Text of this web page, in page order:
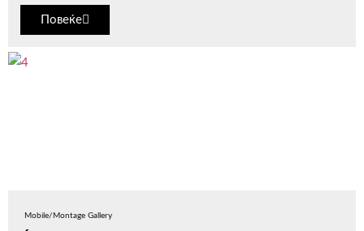
Повеќе
Mobile/Montage Gallery